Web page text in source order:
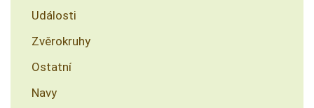
Události
Zvěrokruhy
Ostatní
Navy